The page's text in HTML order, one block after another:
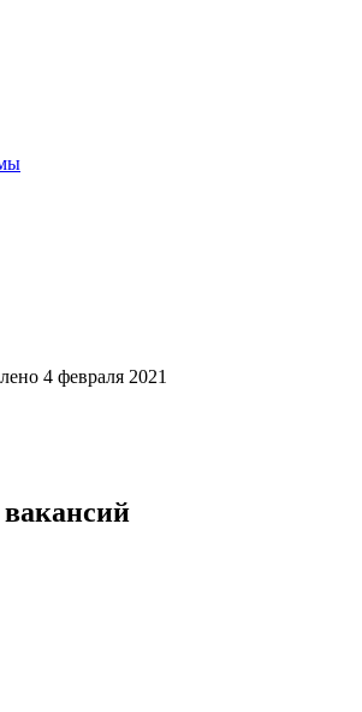
4 февраля 2021